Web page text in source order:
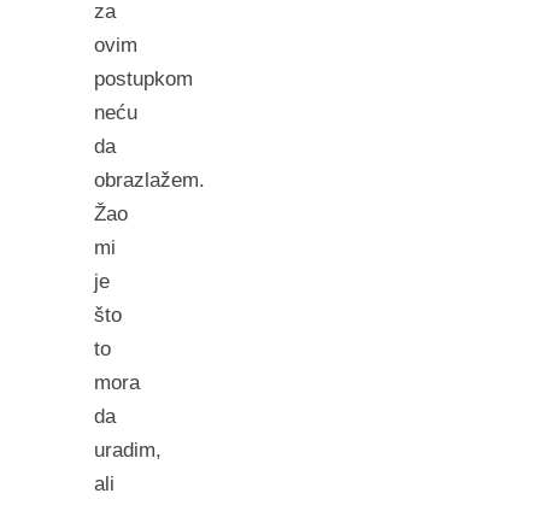
za
ovim
postupkom
neću
da
obrazlažem.
Žao
mi
je
što
to
mora
da
uradim,
ali